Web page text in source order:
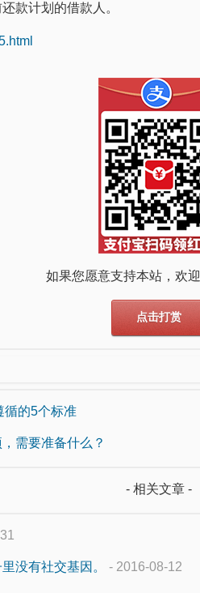
款计划的借款人。
如果您愿意支持本站，欢
点击打赏
循的5个标准
需要准备什么？
- 相关文章 -
没有社交基因。 - 2016-08-12